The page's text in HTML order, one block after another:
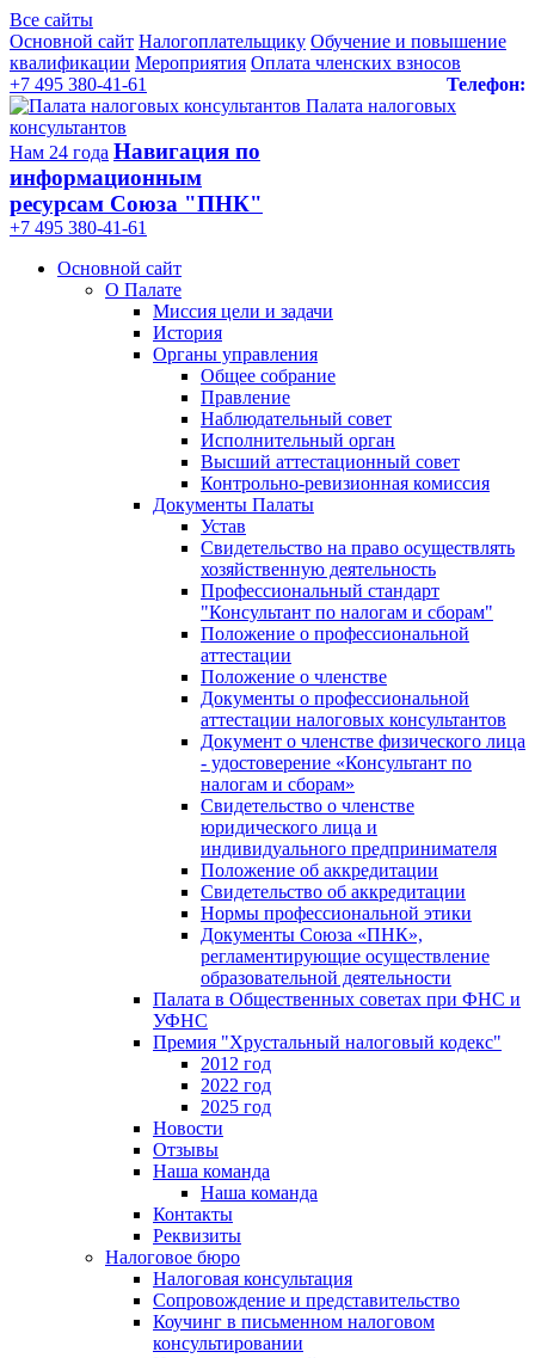
Все сайты
Основной сайт Налогоплательщику Обучение и повышение
квалификации Мероприятия Оплата членских взносов
Телефон:
+7 495 380-41-61
Палата налоговых
консультантов
Нам 24 года Навигация по
информационным
ресурсам Союза "ПНК"
+7 495 380‑41‑61
Основной сайт
О Палате
Миссия цели и задачи
История
Органы управления
Общее собрание
Правление
Наблюдательный совет
Исполнительный орган
Высший аттестационный совет
Контрольно-ревизионная комиссия
Документы Палаты
Устав
Свидетельство на право осуществлять
хозяйственную деятельность
Профессиональный стандарт
"Консультант по налогам и сборам"
Положение о профессиональной
аттестации
Положение о членстве
Документы о профессиональной
аттестации налоговых консультантов
Документ о членстве физического лица
- удостоверение «Консультант по
налогам и сборам»
Свидетельство о членстве
юридического лица и
индивидуального предпринимателя
Положение об аккредитации
Свидетельство об аккредитации
Нормы профессиональной этики
Документы Союза «ПНК»,
регламентирующие осуществление
образовательной деятельности
Палата в Общественных советах при ФНС и
УФНС
Премия "Хрустальный налоговый кодекс"
2012 год
2022 год
2025 год
Новости
Отзывы
Наша команда
Наша команда
Контакты
Реквизиты
Налоговое бюро
Налоговая консультация
Cопровождение и представительство
Коучинг в письменном налоговом
консультировании